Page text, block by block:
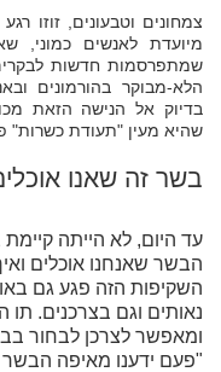
צמחונים וטבעונים, זוזו
מיועדת לאנשים כמוני,
שמתפרסמות חדשות
הלא-מבוקר בהורמונים
בדיוק אל הנישה הזאת
שהיא מעין "תעודת כשרות"
בשר זה שאנו
עד היום, לא הייתה
הבשר שאנחנו אוכלים
השקיפות הזה פגע גם
נאותים וגם בצרכנים.
ומאפשר לצרכן לבחור
"פעם ידענו מאיפה הבשר